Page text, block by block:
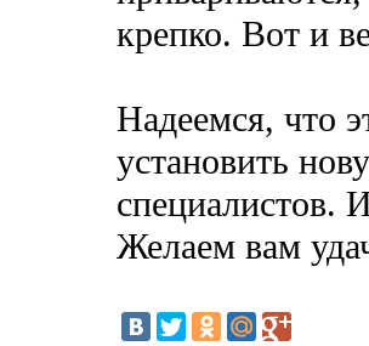
крепко. Вот и
Надеемся, что
установить
специалистов.
Желаем вам